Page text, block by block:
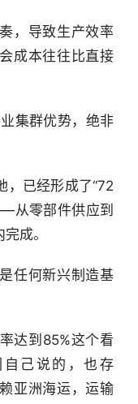
，导致生产效率
成本往往比直接
集群优势，绝非
，已经形成了“72
从零部件供应到
成。
任何新兴制造基
达到85%这个看
己说的，也存
亚洲海运，运输